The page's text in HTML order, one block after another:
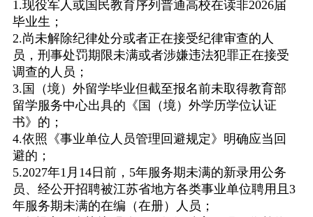
1.现役军人或国民教育序列普通高校在读非2026届
毕业生；
2.尚未解除纪律处分或者正在接受纪律审查的人
员，刑事处罚期限未满或者涉嫌违法犯罪正在接受
调查的人员；
3. 国（境）外留学毕业但截至报名前未取得教育部
留学服务中心出具的《国（境）外学历学位认证
书》的；
4.依照《事业单位人员管理回避规定》明确应当回
避的；
5.2027年1 月 14 日前， 5年服务期未满的新录用公务
员、经公开招聘被江苏省地方各类事业单位聘用且3
年服务期未满的在编（在册）人员；